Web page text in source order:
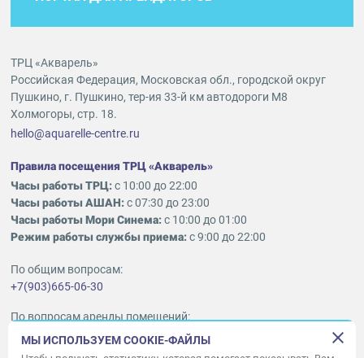
ТРЦ «Акварель»
Российская Федерация, Московская обл., городской округ
Пушкино, г. Пушкино, тер-ия 33-й км автодороги М8
Холмогоры, стр. 18.
hello@aquarelle-centre.ru
Правила посещения ТРЦ «Акварель»
Часы работы ТРЦ:с 10:00 до 22:00
Часы работы АШАН:с 07:30 до 23:00
Часы работы Мори Синема:с 10:00 до 01:00
Режим работы службы приема:с 9:00 до 22:00
По общим вопросам:
+7(903)665-06-30
По вопросам аренды помещений:
ukleykina@nhood.com
+7(903)665-98-78
МЫ ИСПОЛЬЗУЕМ COOKIE-ФАЙЛЫ